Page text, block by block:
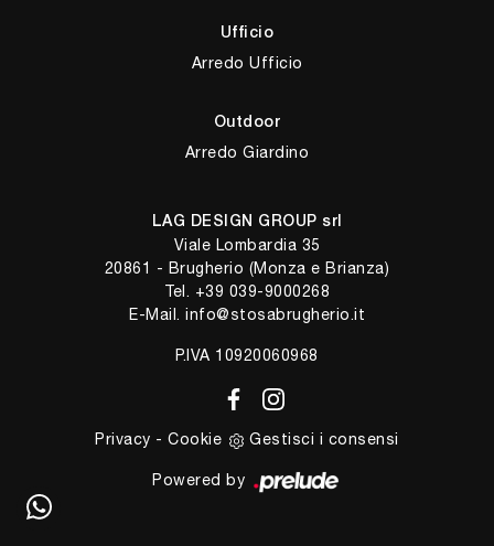
Ufficio
Arredo Ufficio
Outdoor
Arredo Giardino
LAG DESIGN GROUP srl
Viale Lombardia 35
20861 - Brugherio (Monza e Brianza)
Tel. +39 039-9000268
E-Mail. info@stosabrugherio.it
P.IVA 10920060968
Privacy -Cookie Gestisci i consensi
Powered by